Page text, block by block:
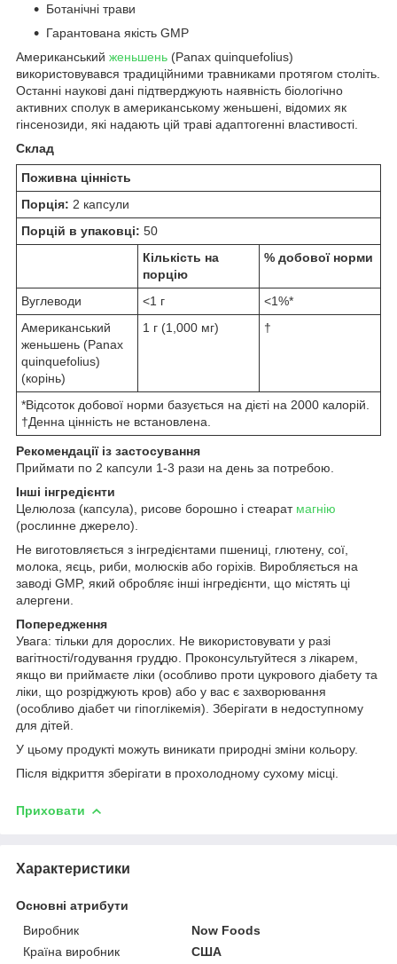
Ботанічні трави
Гарантована якість GMP
Американський женьшень (Panax quinquefolius)
використовувався традиційними травниками протягом століть.
Останні наукові дані підтверджують наявність біологічно
активних сполук в американському женьшені, відомих як
гінсенозиди, які надають цій траві адаптогенні властивості.
Склад
Поживна цінність
Порція: 2 капсули
Порцій в упаковці: 50
Кількість на
порцію
% добової норми
Вуглеводи <1 г
<1%*
Американський
женьшень (Panax
quinquefolius)
(корінь)
1 г (1,000 мг) †
*Відсоток добової норми базується на дієті на 2000 калорій.
†Денна цінність не встановлена.
Рекомендації із застосування
Приймати по 2 капсули 1-3 рази на день за потребою.
Інші інгредієнти
Целюлоза (капсула), рисове борошно і стеарат магнію
(рослинне джерело).
Не виготовляється з інгредієнтами пшениці, глютену, сої,
молока, яєць, риби, молюсків або горіхів. Виробляється на
заводі GMP, який обробляє інші інгредієнти, що містять ці
алергени.
Попередження
Увага: тільки для дорослих. Не використовувати у разі
вагітності/годування груддю. Проконсультуйтеся з лікарем,
якщо ви приймаєте ліки (особливо проти цукрового діабету та
ліки, що розріджують кров) або у вас є захворювання
(особливо діабет чи гіпоглікемія). Зберігати в недоступному
для дітей.
У цьому продукті можуть виникати природні зміни кольору.
Після відкриття зберігати в прохолодному сухому місці.
Приховати
Характеристики
Основні атрибути
Виробник
Now Foods
Країна виробник
США